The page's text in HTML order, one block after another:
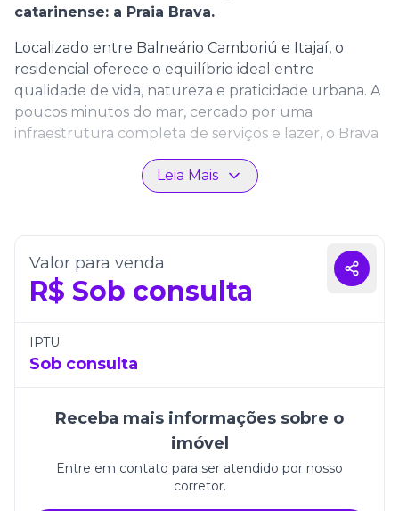
catarinense: a Praia Brava.
Localizado entre Balneário Camboriú e Itajaí, o
residencial oferece o equilíbrio ideal entre
qualidade de vida, natureza e praticidade urbana. A
poucos minutos do mar, cercado por uma
infraestrutura completa de serviços e lazer, o Brava
Valley proporciona uma experiência única para
quem deseja viver bem ou investir com segurança
em uma região em constante valorização.
vagas de garagem, os apartamentos foram
planejados para oferecer funcionalidade e
elegância. Os ambientes são integrados e bem
revestidas com porcelanato de alto padrão, o que
garante beleza, durabilidade e fácil manutenção. As
famílias — sempre com foco em conforto e bem-
Mais do que um imóvel, o Brava Valley Home Club é
Leia Mais
Valor para venda
R$ Sob consulta
IPTU
Sob consulta
Receba mais informações sobre o
imóvel
Entre em contato para ser atendido por nosso
corretor.